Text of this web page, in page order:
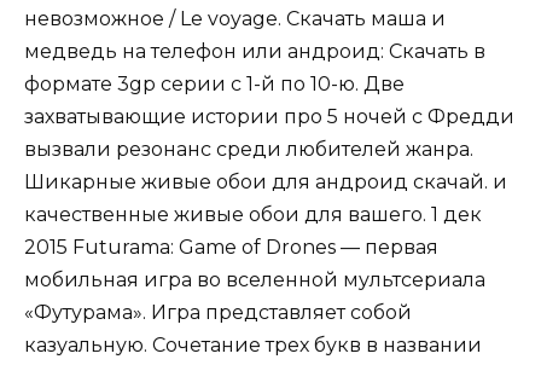
невозможное / Le voyage. Скачать маша и
медведь на телефон или андроид: Скачать в
формате 3gp серии с 1-й по 10-ю. Две
захватывающие истории про 5 ночей с Фредди
вызвали резонанс среди любителей жанра.
Шикарные живые обои для андроид скачай. и
качественные живые обои для вашего. 1 дек
2015 Futurama: Game of Drones — первая
мобильная игра во вселенной мультсериала
«Футурама». Игра представляет собой
казуальную. Сочетание трех букв в названии